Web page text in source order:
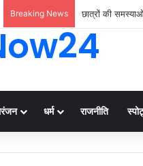
Breaking News छात्रों की
धर्म राजनीति